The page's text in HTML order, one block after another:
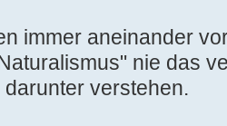
immer aneinander
nie das
verstehen.